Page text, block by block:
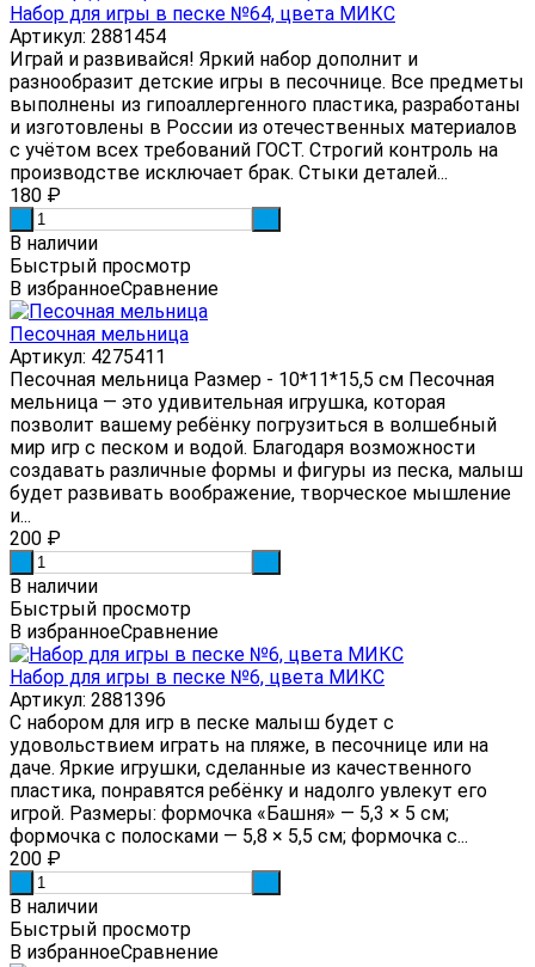
Набор для игры в песке №64, цвета МИКС
Артикул: 2881454
Играй и развивайся! Яркий набор дополнит и
разнообразит детские игры в песочнице. Все предметы
выполнены из гипоаллергенного пластика, разработаны
и изготовлены в России из отечественных материалов
с учётом всех требований ГОСТ. Строгий контроль на
производстве исключает брак. Стыки деталей...
180 ₽
В наличии
Быстрый просмотр
В избранноеСравнение
Песочная мельница
Артикул: 4275411
Песочная мельница Размер - 10*11*15,5 см Песочная
мельница — это удивительная игрушка, которая
позволит вашему ребёнку погрузиться в волшебный
мир игр с песком и водой. Благодаря возможности
создавать различные формы и фигуры из песка, малыш
будет развивать воображение, творческое мышление
и...
200 ₽
В наличии
Быстрый просмотр
В избранноеСравнение
Набор для игры в песке №6, цвета МИКС
Артикул: 2881396
С набором для игр в песке малыш будет с
удовольствием играть на пляже, в песочнице или на
даче. Яркие игрушки, сделанные из качественного
пластика, понравятся ребёнку и надолго увлекут его
игрой. Размеры: формочка «Башня» — 5,3 × 5 см;
формочка с полосками — 5,8 × 5,5 см; формочка с...
200 ₽
В наличии
Быстрый просмотр
В избранноеСравнение